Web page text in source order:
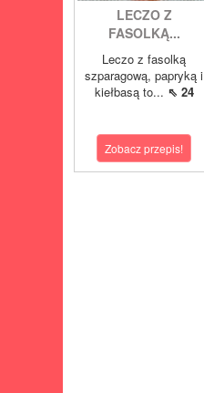
LECZO Z
FASOLKĄ...
Leczo z fasolką
szparagową, papryką i
kiełbasą to... ⇖ 24
Zobacz przepis!